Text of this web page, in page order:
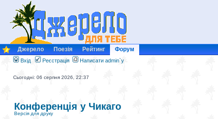
Джерело Поезія Рейтинг Форум
Вхід Реєстрація Написати admin`у
Сьогодні: 06 серпня 2026, 22:37
Конференція у Чикаго
Версія для друку